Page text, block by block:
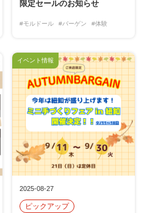
限定セールのお知らせ
#モルドール #バーゲン #体験
2025-08-27
ピックアップ
イベント情報